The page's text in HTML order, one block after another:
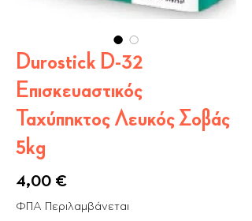
Durostick D-32
Επισκευαστικός
Ταχύπηκτος Λευκός Σοβάς
5kg
4,00 €Τιμή
ΦΠΑ Περιλαμβάνεται